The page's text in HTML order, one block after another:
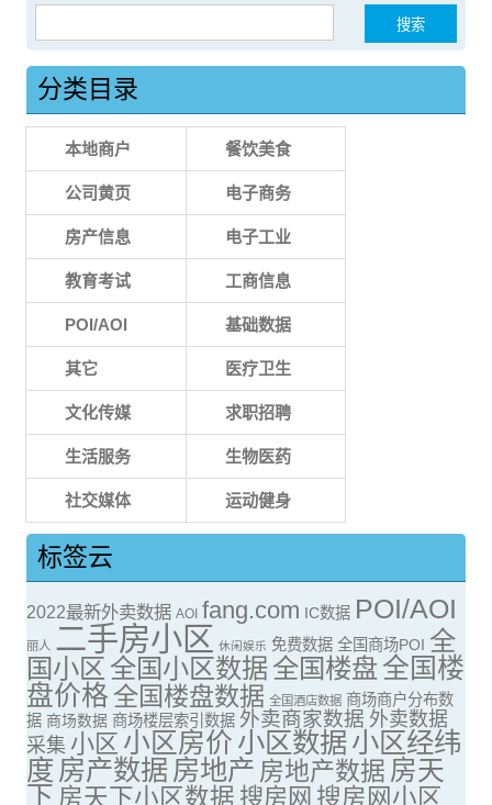
分类目录
本地商户 餐饮美食
公司黄页 电子商务
房产信息 电子工业
教育考试 工商信息
POI/AOI 基础数据
其它 医疗卫生
文化传媒 求职招聘
生活服务 生物医药
社交媒体 运动健身
标签云
2022最新外卖数据 AOI fang.com IC数据 POI/AOI
丽人 二手房小区 休闲娱乐 免费数据 全国商场POI 全
国小区 全国小区数据全国楼盘全国楼
盘价格 全国楼盘数据 全国酒店数据 商场商户分布数
据 商场数据 商场楼层索引数据 外卖商家数据 外卖数据
采集 小区 小区房价 小区数据小区经纬
度 房产数据 房地产 房地产数据 房天
下 房天下小区数据 搜房网 搜房网小区